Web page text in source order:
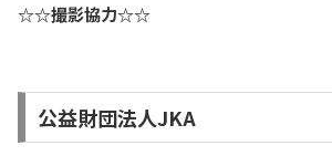
☆☆撮影協力☆☆
公益財団法人JKA